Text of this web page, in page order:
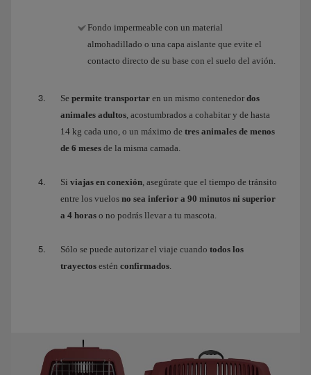
Fondo impermeable con un material
almohadillado o una capa aislante que evite el
contacto directo de su base con el suelo del avión.
Se permite transportar en un mismo contenedor dos
animales adultos, acostumbrados a cohabitar y de hasta
14 kg cada uno, o un máximo de tres animales de menos
de 6 meses de la misma camada.
Si viajas en conexión, asegúrate que el tiempo de tránsito
entre los vuelos no sea inferior a 90 minutos ni superior
a 4 horas o no podrás llevar a tu mascota.
Sólo se puede autorizar el viaje cuando todos los
trayectos estén confirmados.